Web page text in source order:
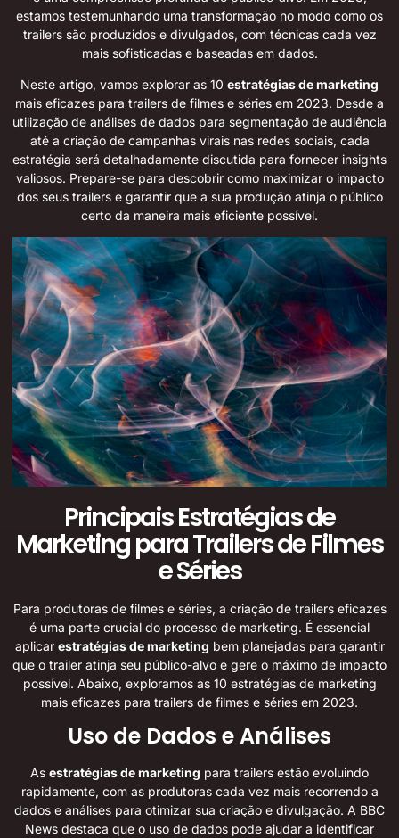
estamos testemunhando uma transformação no modo como os
trailers são produzidos e divulgados, com técnicas cada vez
mais sofisticadas e baseadas em dados.
Neste artigo, vamos explorar as 10 estratégias de marketing
mais eficazes para trailers de filmes e séries em 2023. Desde a
utilização de análises de dados para segmentação de audiência
até a criação de campanhas virais nas redes sociais, cada
estratégia será detalhadamente discutida para fornecer insights
valiosos. Prepare-se para descobrir como maximizar o impacto
dos seus trailers e garantir que a sua produção atinja o público
certo da maneira mais eficiente possível.
Principais Estratégias de
Marketing para Trailers de Filmes
e Séries
Para produtoras de filmes e séries, a criação de trailers eficazes
é uma parte crucial do processo de marketing. É essencial
aplicar estratégias de marketing bem planejadas para garantir
que o trailer atinja seu público-alvo e gere o máximo de impacto
possível. Abaixo, exploramos as 10 estratégias de marketing
mais eficazes para trailers de filmes e séries em 2023.
Uso de Dados e Análises
As estratégias de marketing para trailers estão evoluindo
rapidamente, com as produtoras cada vez mais recorrendo a
dados e análises para otimizar sua criação e divulgação. A BBC
News destaca que o uso de dados pode ajudar a identificar